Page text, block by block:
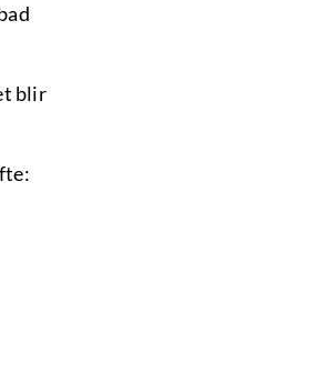
blir